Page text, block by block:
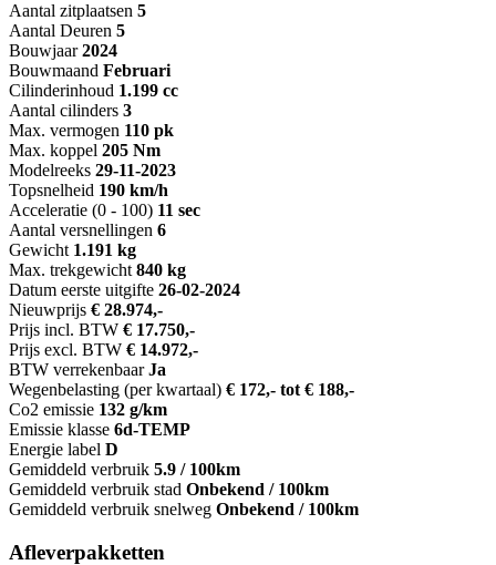
Aantal zitplaatsen 5
Aantal Deuren 5
Bouwjaar 2024
Bouwmaand Februari
Cilinderinhoud 1.199 cc
Aantal cilinders 3
Max. vermogen 110 pk
Max. koppel 205 Nm
Modelreeks 29-11-2023
Topsnelheid 190 km/h
Acceleratie (0 - 100) 11 sec
Aantal versnellingen 6
Gewicht 1.191 kg
Max. trekgewicht 840 kg
Datum eerste uitgifte 26-02-2024
Nieuwprijs € 28.974,-
Prijs incl. BTW € 17.750,-
Prijs excl. BTW € 14.972,-
BTW verrekenbaar Ja
Wegenbelasting (per kwartaal) € 172,- tot € 188,-
Co2 emissie 132 g/km
Emissie klasse 6d-TEMP
Energie label D
Gemiddeld verbruik 5.9 / 100km
Gemiddeld verbruik stad Onbekend / 100km
Gemiddeld verbruik snelweg Onbekend / 100km
Afleverpakketten